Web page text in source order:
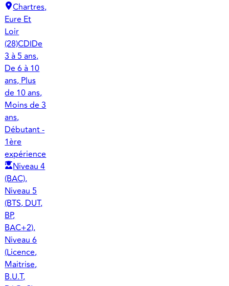
Chartres,
Eure Et
Loir
(28)CDIDe
3 à 5 ans,
De 6 à 10
ans, Plus
de 10 ans,
Moins de 3
ans,
Débutant -
1ère
expérience
Niveau 4
(BAC),
Niveau 5
(BTS, DUT,
BP,
BAC+2),
Niveau 6
(Licence,
Maitrise,
B.U.T,